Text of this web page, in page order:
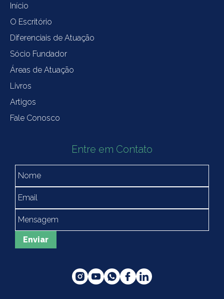
Início
O Escritório
Diferenciais de Atuação
Sócio Fundador
Áreas de Atuação
Livros
Artigos
Fale Conosco
Entre em Contato